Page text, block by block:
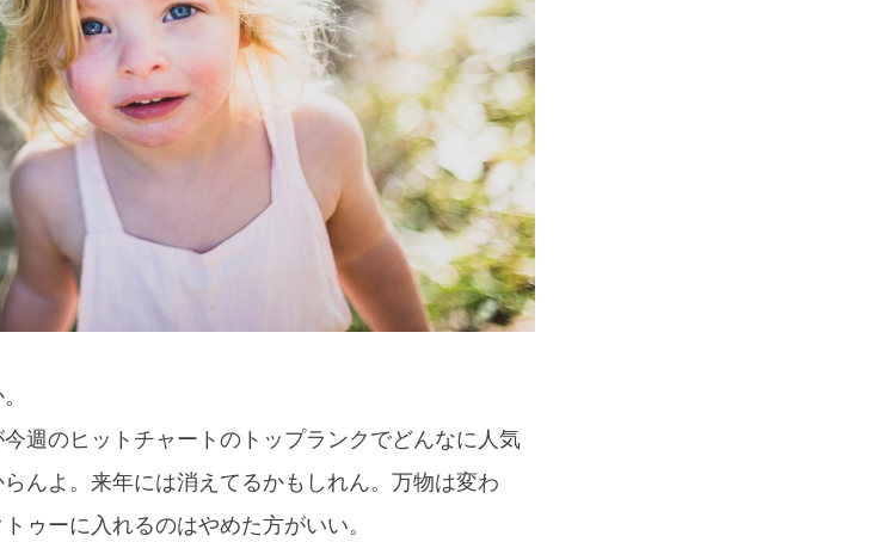
週のヒットチャートのトップランクでどんなに人気
んよ。来年には消えてるかもしれん。万物は変わ
ゥーに入れるのはやめた方がいい。